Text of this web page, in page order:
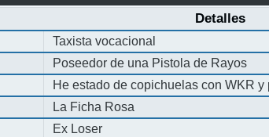
Detalles
Taxista vocacional
Poseedor de una Pistola de Rayos
He estado de copichuelas con WKR y
La Ficha Rosa
Ex Loser